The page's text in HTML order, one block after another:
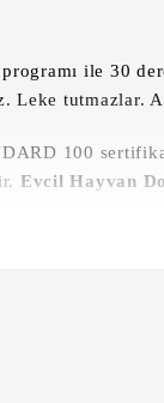
programı ile 30
Leke tutmazlar.
100
Evcil Hayvan